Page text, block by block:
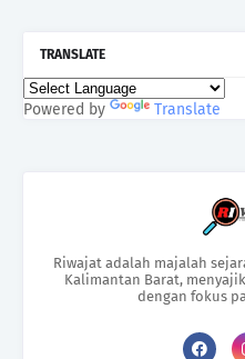
TRANSLATE
Powered by Translate
Riwajat adalah majalah
Kalimantan Barat,
dengan fokus